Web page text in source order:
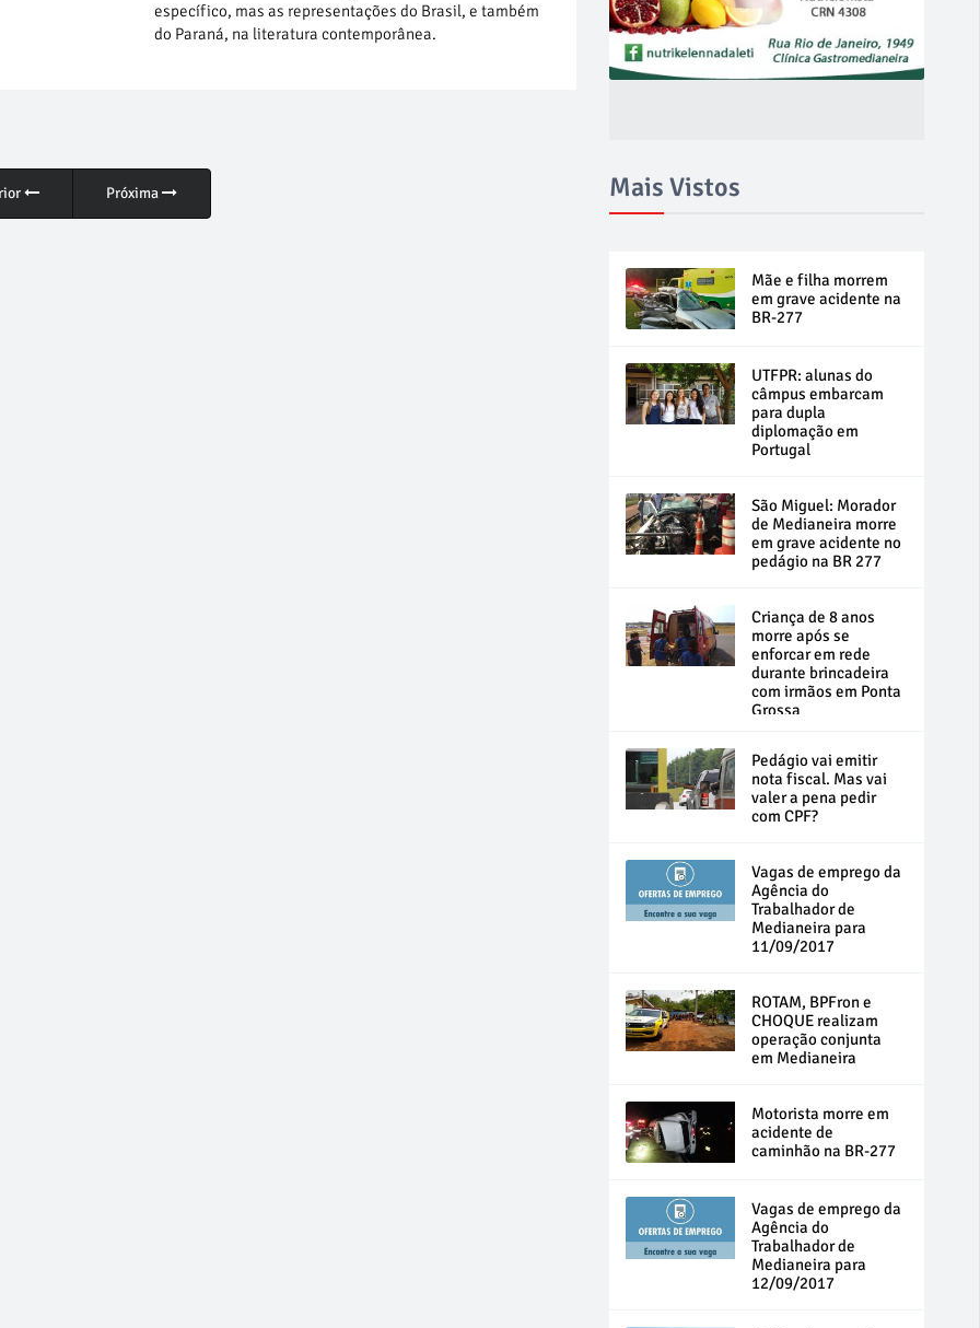
específico, mas as representações do Brasil, e também
do Paraná, na literatura contemporânea.
Próxima Mais Vistos
Mãe e filha morrem
em grave acidente na
BR-277
UTFPR: alunas do
câmpus embarcam
para dupla
diplomação em
Portugal
São Miguel: Morador
de Medianeira morre
em grave acidente no
pedágio na BR 277
Criança de 8 anos
morre após se
enforcar em rede
durante brincadeira
com irmãos em Ponta
Grossa
Pedágio vai emitir
nota fiscal. Mas vai
valer a pena pedir
com CPF?
Vagas de emprego da
Agência do
Trabalhador de
Medianeira para
11/09/2017
ROTAM, BPFron e
CHOQUE realizam
operação conjunta
em Medianeira
Motorista morre em
acidente de
caminhão na BR-277
Vagas de emprego da
Agência do
Trabalhador de
Medianeira para
12/09/2017